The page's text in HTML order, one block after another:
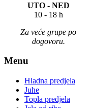
UTO - NED
10 - 18 h
Za veće grupe po
dogovoru.
Menu
Hladna predjela
Juhe
Topla predjela